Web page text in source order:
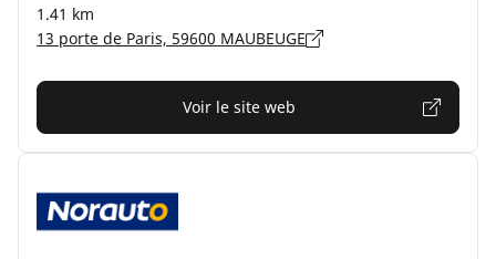
1.41 km
13 porte de Paris, 59600 MAUBEUGE
Voir le site web